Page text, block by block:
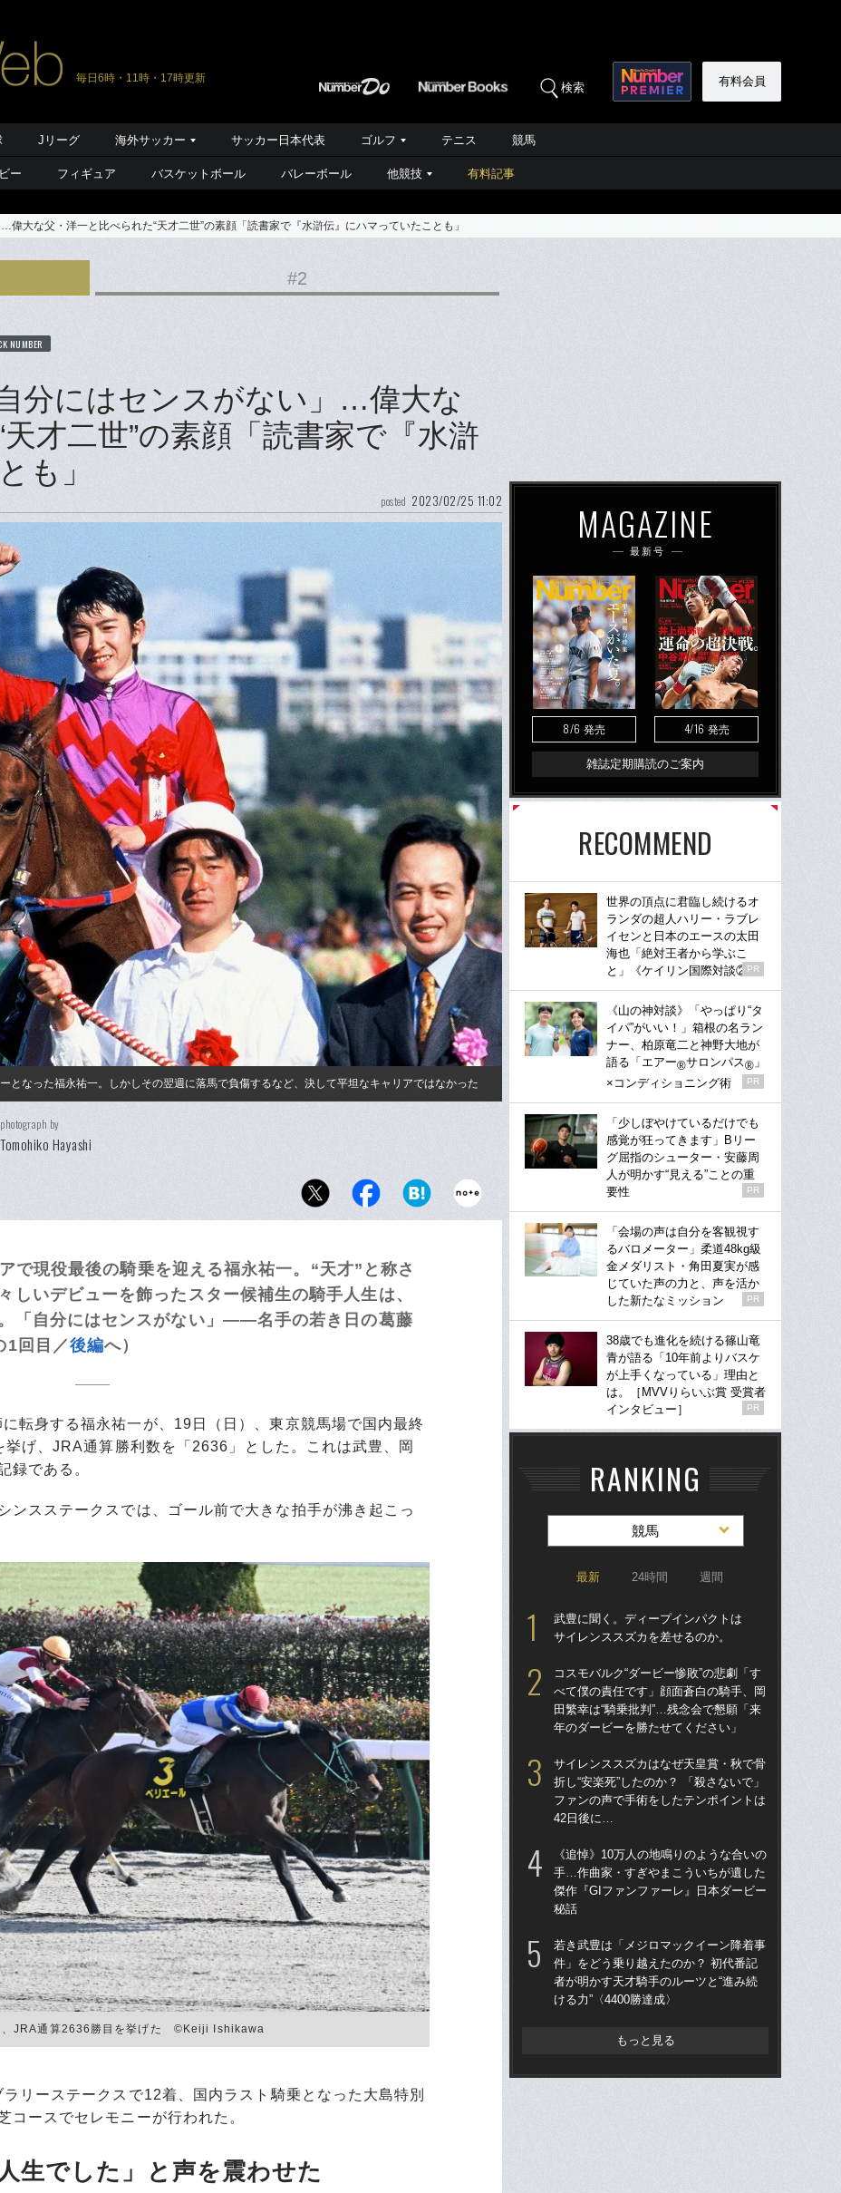
毎日6時・11時・17時更新
検索 有料会員
Jリーグ 海外サッカー サッカー日本代表 ゴルフ テニス 競馬
ー フィギュア バスケットボール バレーボール 他競技 有料記事
大な父・洋一と比べられた“天才二世”の素顔「読書家で『水滸伝』にハマっていたことも」
#2
NUMBER
分にはセンスがない」…偉大な
才二世”の素顔「読書家で『水滸
も」
posted 2023/02/25 11:02
となった福永祐一。しかしその翌週に落馬で負傷するなど、決して平坦なキャリアではなかった
photograph by
Tomohiko Hayashi
で現役最後の騎乗を迎える福永祐一。“天才”と称さ
しいデビューを飾ったスター候補生の騎手人生は、
「自分にはセンスがない」――名手の若き日の葛藤
1回目／後編へ）
転身する福永祐一が、19日（日）、東京競馬場で国内最終
げ、JRA通算勝利数を「2636」とした。これは武豊、岡
録である。
スステークスでは、ゴール前で大きな拍手が沸き起こっ
、JRA通算2636勝目を挙げた ©Keiji Ishikawa
リーステークスで12着、国内ラスト騎乗となった大島特別
コースでセレモニーが行われた。
生でした」と声を震わせた
MAGAZINE
最新号
8/6 発売 4/16 発売
雑誌定期購読のご案内
RECOMMEND
世界の頂点に君臨し続けるオ
ランダの超人ハリー・ラブレ
イセンと日本のエースの太田
海也「絶対王者から学ぶこ
と」《ケイリン国際対談②》
PR
《山の神対談》「やっぱり“タ
イパ”がいい！」箱根の名ラン
ナー、柏原竜二と神野大地が
語る「エアー®サロンパス® 」
×コンディショニング術
PR
「少しぼやけているだけでも
感覚が狂ってきます」Bリー
グ屈指のシューター・安藤周
人が明かす“見える”ことの重
要性
PR
「会場の声は自分を客観視す
るバロメーター」柔道48kg級
金メダリスト・角田夏実が感
じていた声の力と、声を活か
した新たなミッション
PR
38歳でも進化を続ける篠山竜
青が語る「10年前よりバスケ
が上手くなっている」理由と
は。［MVVりらいぶ賞 受賞者
インタビュー］
PR
RANKING
競馬
最新 24時間 週間
武豊に聞く。ディープインパクトは
サイレンススズカを差せるのか。
コスモバルク“ダービー惨敗”の悲劇「す
べて僕の責任です」顔面蒼白の騎手、岡
田繁幸は“騎乗批判”…残念会で懇願「来
年のダービーを勝たせてください」
サイレンススズカはなぜ天皇賞・秋で骨
折し“安楽死”したのか？ 「殺さないで」
ファンの声で手術をしたテンポイントは
42日後に…
《追悼》10万人の地鳴りのような合いの
手…作曲家・すぎやまこういちが遺した
傑作『GIファンファーレ』日本ダービー
秘話
若き武豊は「メジロマックイーン降着事
件」をどう乗り越えたのか？ 初代番記
者が明かす天才騎手のルーツと“進み続
ける力”〈4400勝達成〉
もっと見る